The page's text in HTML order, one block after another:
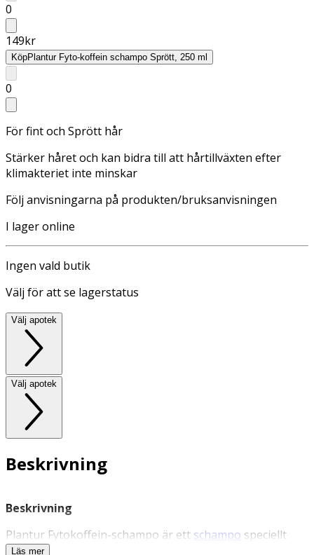
0
149kr
KöpPlantur Fyto-koffein schampo Sprött, 250 ml
0
För fint och Sprött hår
Stärker håret och kan bidra till att hårtillväxten efter
klimakteriet inte minskar
Följ anvisningarna på produkten/bruksanvisningen
I lager online
Ingen vald butik
Välj för att se lagerstatus
Välj apotek
Välj apotek
Beskrivning
Beskrivning
Plantur Fytokoffein-schampo är ett schampo speciellt
framtaget för att stärka fint och sprött hår som kan
Läs mer